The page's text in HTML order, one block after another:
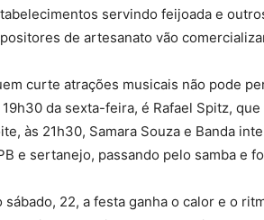
servindo feijoada e
de artesanato vão
curte atrações musicais não pode
19h30 da sexta-feira, é Rafael Spitz,
às 21h30, Samara Souza e Banda
e sertanejo, passando pelo samba e
sábado, 22, a festa ganha o calor e o